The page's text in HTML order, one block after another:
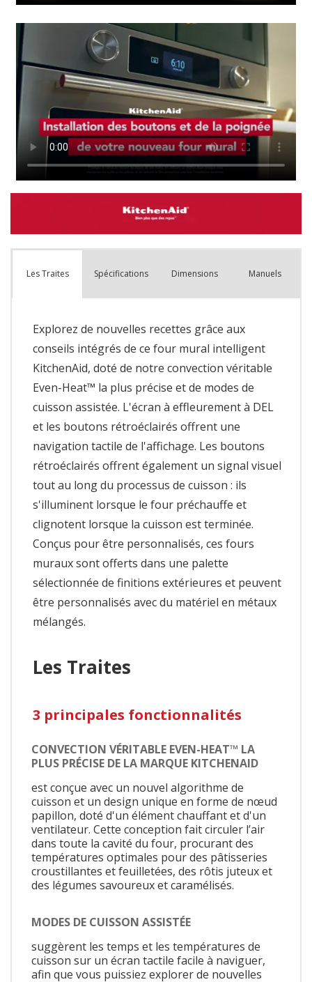
Les Traites Spécifications Dimensions Manuels
Explorez de nouvelles recettes grâce aux
conseils intégrés de ce four mural intelligent
KitchenAid, doté de notre convection véritable
Even-Heat™ la plus précise et de modes de
cuisson assistée. L'écran à effleurement à DEL
et les boutons rétroéclairés offrent une
navigation tactile de l'affichage. Les boutons
rétroéclairés offrent également un signal visuel
tout au long du processus de cuisson : ils
s'illuminent lorsque le four préchauffe et
clignotent lorsque la cuisson est terminée.
Conçus pour être personnalisés, ces fours
muraux sont offerts dans une palette
sélectionnée de finitions extérieures et peuvent
être personnalisés avec du matériel en métaux
mélangés.
Les Traites
3 principales fonctionnalités
CONVECTION VÉRITABLE EVEN-HEAT™ LA
PLUS PRÉCISE DE LA MARQUE KITCHENAID
est conçue avec un nouvel algorithme de
cuisson et un design unique en forme de nœud
papillon, doté d'un élément chauffant et d'un
ventilateur. Cette conception fait circuler l’air
dans toute la cavité du four, procurant des
températures optimales pour des pâtisseries
croustillantes et feuilletées, des rôtis juteux et
des légumes savoureux et caramélisés.
MODES DE CUISSON ASSISTÉE
suggèrent les temps et les températures de
cuisson sur un écran tactile facile à naviguer,
afin que vous puissiez explorer de nouvelles